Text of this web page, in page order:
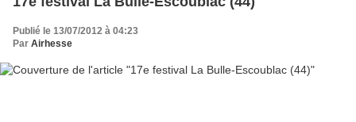
Publié le 13/07/2012 à 04:23
Par Airhesse